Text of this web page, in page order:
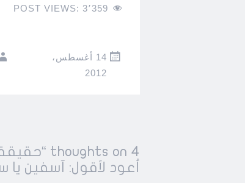
POST VIEWS: 3٬359
14 أغسطس،
2012
Post
navigation
←
→
4 thoughts on “
حقيقة
أعود لأقول: آسفين يا